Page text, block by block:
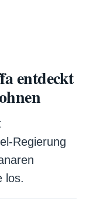
entdeckt
Regierung
los.